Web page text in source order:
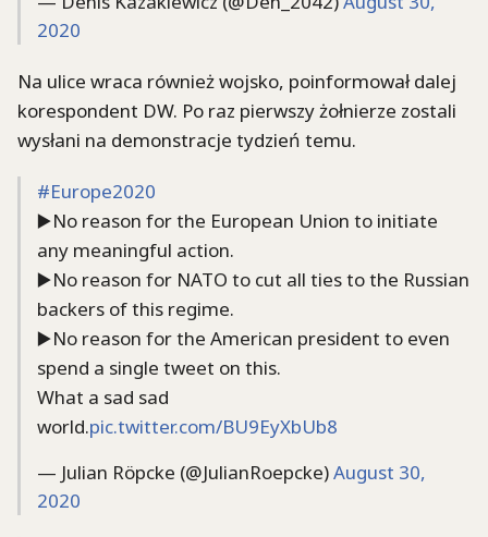
2020
Na ulice wraca również wojsko, poinformował dalej
korespondent DW. Po raz pierwszy żołnierze zostali
wysłani na demonstracje tydzień temu.
#Europe2020
▶️No reason for the European Union to initiate
any meaningful action.
▶️No reason for NATO to cut all ties to the Russian
backers of this regime.
▶️No reason for the American president to even
spend a single tweet on this.
What a sad sad
world.pic.twitter.com/BU9EyXbUb8
— Julian Röpcke (@JulianRoepcke)August 30,
2020